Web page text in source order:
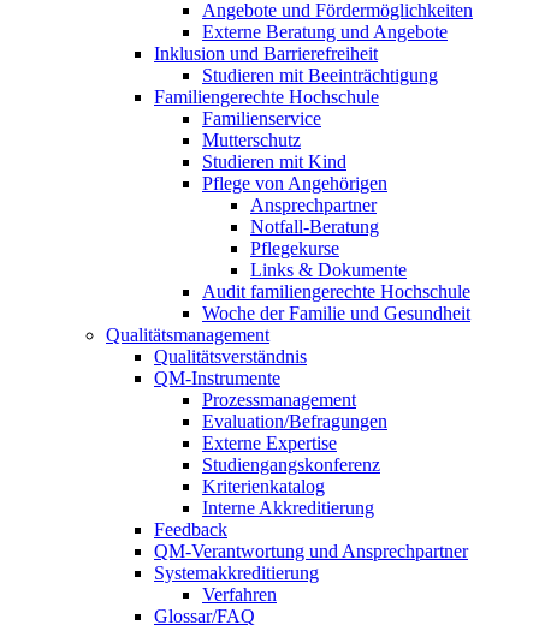
Angebote und Fördermöglichkeiten
Externe Beratung und Angebote
Inklusion und Barrierefreiheit
Studieren mit Beeinträchtigung
Familiengerechte Hochschule
Familienservice
Mutterschutz
Studieren mit Kind
Pflege von Angehörigen
Ansprechpartner
Notfall-Beratung
Pflegekurse
Links & Dokumente
Audit familiengerechte Hochschule
Woche der Familie und Gesundheit
Qualitätsmanagement
Qualitätsverständnis
QM-Instrumente
Prozessmanagement
Evaluation/Befragungen
Externe Expertise
Studiengangskonferenz
Kriterienkatalog
Interne Akkreditierung
Feedback
QM-Verantwortung und Ansprechpartner
Systemakkreditierung
Verfahren
Glossar/FAQ